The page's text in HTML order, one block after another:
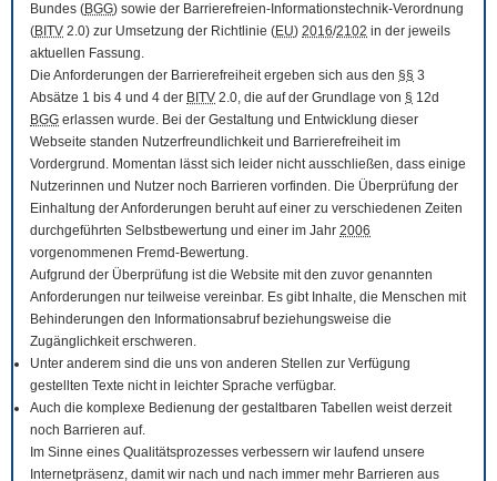
Bundes (BGG) sowie der Barrierefreien-Informationstechnik-Verordnung
(BITV 2.0) zur Umsetzung der Richtlinie (EU) 2016/2102 in der jeweils
aktuellen Fassung.
Die Anforderungen der Barrierefreiheit ergeben sich aus den §§ 3
Absätze 1 bis 4 und 4 der BITV 2.0, die auf der Grundlage von § 12d
BGG erlassen wurde. Bei der Gestaltung und Entwicklung dieser
Webseite standen Nutzerfreundlichkeit und Barrierefreiheit im
Vordergrund. Momentan lässt sich leider nicht ausschließen, dass einige
Nutzerinnen und Nutzer noch Barrieren vorfinden. Die Überprüfung der
Einhaltung der Anforderungen beruht auf einer zu verschiedenen Zeiten
durchgeführten Selbstbewertung und einer im Jahr 2006
vorgenommenen Fremd-Bewertung.
Aufgrund der Überprüfung ist die Website mit den zuvor genannten
Anforderungen nur teilweise vereinbar. Es gibt Inhalte, die Menschen mit
Behinderungen den Informationsabruf beziehungsweise die
Zugänglichkeit erschweren.
Unter anderem sind die uns von anderen Stellen zur Verfügung
gestellten Texte nicht in leichter Sprache verfügbar.
Auch die komplexe Bedienung der gestaltbaren Tabellen weist derzeit
noch Barrieren auf.
Im Sinne eines Qualitätsprozesses verbessern wir laufend unsere
Internetpräsenz, damit wir nach und nach immer mehr Barrieren aus